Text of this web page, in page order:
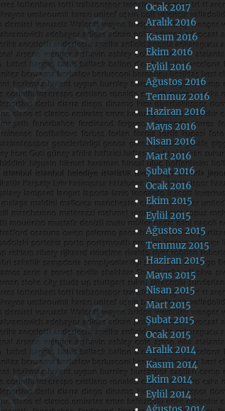
Ocak 2017
Aralık 2016
Kasım 2016
Ekim 2016
Eylül 2016
Ağustos 2016
Temmuz 2016
Haziran 2016
Mayıs 2016
Nisan 2016
Mart 2016
Şubat 2016
Ocak 2016
Ekim 2015
Eylül 2015
Ağustos 2015
Temmuz 2015
Haziran 2015
Mayıs 2015
Nisan 2015
Mart 2015
Şubat 2015
Ocak 2015
Aralık 2014
Kasım 2014
Ekim 2014
Eylül 2014